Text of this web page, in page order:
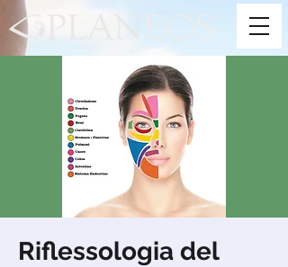
Riflessologia del